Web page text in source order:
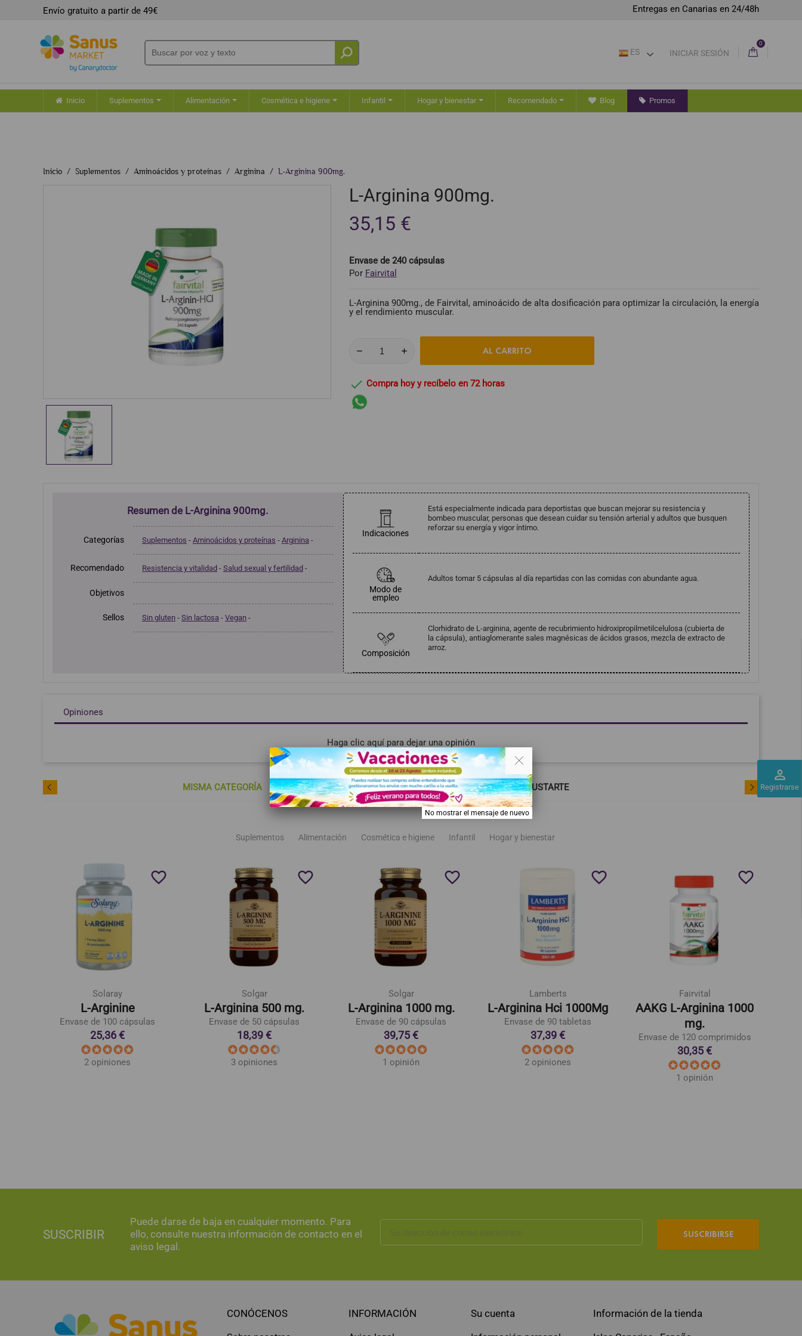
Envío gratuito a partir de 49€ Entregas en Canarias en 24/48h
ES INICIAR SESIÓN
0
perm_identity
Registrarse
Inicio Suplementos Alimentación Cosmética e higiene Infantil Hogar y bienestar Recomendado Blog Promos
Inicio Suplementos Aminoácidos y proteínas Arginina L-Arginina 900mg.
L-Arginina 900mg.
35,15 €
Envase de 240 cápsulas
Por Fairvital
L-Arginina 900mg., de Fairvital, aminoácido de alta dosificación para optimizar la circulación, la energía
y el rendimiento muscular.
AL CARRITO
 Compra hoy y recíbelo en 72 horas
Resumen de L-Arginina 900mg.
Categorías Suplementos - Aminoácidos y proteínas - Arginina -
Recomendado Resistencia y vitalidad - Salud sexual y fertilidad -
Objetivos
Sellos Sin gluten - Sin lactosa - Vegan -
Indicaciones
Está especialmente indicada para deportistas que buscan mejorar su resistencia y
bombeo muscular, personas que desean cuidar su tensión arterial y adultos que busquen
reforzar su energía y vigor íntimo.
Modo de
empleo
Adultos tomar 5 cápsulas al día repartidas con las comidas con abundante agua.
Composición
Clorhidrato de L-arginina, agente de recubrimiento hidroxipropilmetilcelulosa (cubierta de
la cápsula), antiaglomerante sales magnésicas de ácidos grasos, mezcla de extracto de
arroz.
Opiniones
Haga clic aquí para dejar una opinión
MISMA CATEGORÍA RECOMENDADOS MISMA MARCA TAMBIÉN PODRÍA GUSTARTE
Suplementos Alimentación Cosmética e higiene Infantil Hogar y bienestar
Solaray
L-Arginine
Envase de 100 cápsulas
25,36 €
2 opiniones
favorite_border
Solgar
L-Arginina 500 mg.
Envase de 50 cápsulas
18,39 €
3 opiniones
favorite_border
Solgar
L-Arginina 1000 mg.
Envase de 90 cápsulas
39,75 €
1 opinión
favorite_border
Lamberts
L-Arginina Hci 1000Mg
Envase de 90 tabletas
37,39 €
2 opiniones
favorite_border
Fairvital
AAKG L-Arginina 1000
mg.
Envase de 120 comprimidos
30,35 €
1 opinión
favorite_border
SUSCRIBIR
Puede darse de baja en cualquier momento. Para
ello, consulte nuestra información de contacto en el
aviso legal.
SUSCRIBIRSE
CONÓCENOS INFORMACIÓN Su cuenta Información de la tienda
. .
No mostrar el mensaje de nuevo